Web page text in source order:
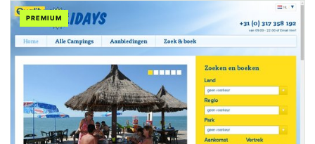
PREMIUM